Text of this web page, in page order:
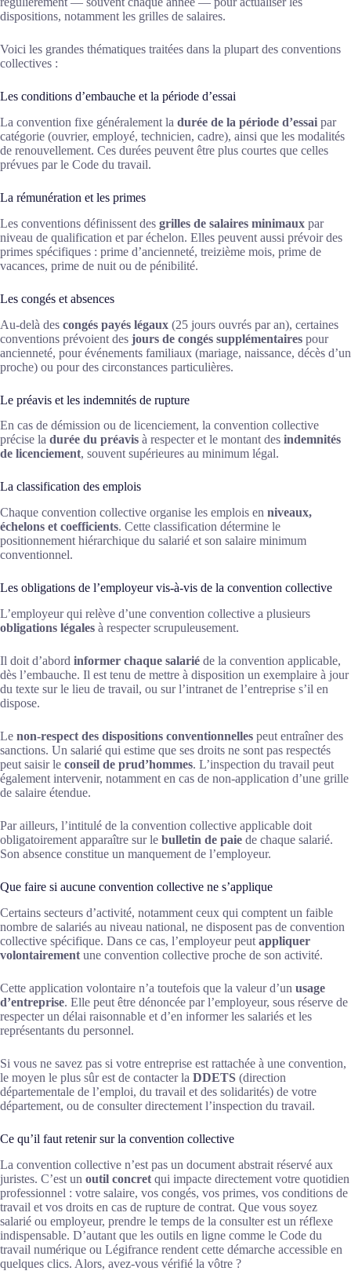
dispositions, notamment les grilles de salaires.
Voici les grandes thématiques traitées dans la plupart des conventions
collectives :
Les conditions d’embauche et la période d’essai
La convention fixe généralement la durée de la période d’essai par
catégorie (ouvrier, employé, technicien, cadre), ainsi que les modalités
de renouvellement. Ces durées peuvent être plus courtes que celles
prévues par le Code du travail.
La rémunération et les primes
Les conventions définissent des grilles de salaires minimaux par
niveau de qualification et par échelon. Elles peuvent aussi prévoir des
primes spécifiques : prime d’ancienneté, treizième mois, prime de
vacances, prime de nuit ou de pénibilité.
Les congés et absences
Au-delà des congés payés légaux (25 jours ouvrés par an), certaines
conventions prévoient des jours de congés supplémentaires pour
ancienneté, pour événements familiaux (mariage, naissance, décès d’un
proche) ou pour des circonstances particulières.
Le préavis et les indemnités de rupture
En cas de démission ou de licenciement, la convention collective
précise la durée du préavis à respecter et le montant des indemnités
de licenciement, souvent supérieures au minimum légal.
La classification des emplois
Chaque convention collective organise les emplois en niveaux,
échelons et coefficients. Cette classification détermine le
positionnement hiérarchique du salarié et son salaire minimum
conventionnel.
Les obligations de l’employeur vis-à-vis de la convention collective
L’employeur qui relève d’une convention collective a plusieurs
obligations légales à respecter scrupuleusement.
Il doit d’abord informer chaque salarié de la convention applicable,
dès l’embauche. Il est tenu de mettre à disposition un exemplaire à jour
du texte sur le lieu de travail, ou sur l’intranet de l’entreprise s’il en
dispose.
Le non-respect des dispositions conventionnelles peut entraîner des
sanctions. Un salarié qui estime que ses droits ne sont pas respectés
peut saisir le conseil de prud’hommes. L’inspection du travail peut
également intervenir, notamment en cas de non-application d’une grille
de salaire étendue.
Par ailleurs, l’intitulé de la convention collective applicable doit
obligatoirement apparaître sur le bulletin de paie de chaque salarié.
Son absence constitue un manquement de l’employeur.
Que faire si aucune convention collective ne s’applique
Certains secteurs d’activité, notamment ceux qui comptent un faible
nombre de salariés au niveau national, ne disposent pas de convention
collective spécifique. Dans ce cas, l’employeur peut appliquer
volontairement une convention collective proche de son activité.
Cette application volontaire n’a toutefois que la valeur d’un usage
d’entreprise. Elle peut être dénoncée par l’employeur, sous réserve de
respecter un délai raisonnable et d’en informer les salariés et les
représentants du personnel.
Si vous ne savez pas si votre entreprise est rattachée à une convention,
le moyen le plus sûr est de contacter la DDETS (direction
départementale de l’emploi, du travail et des solidarités) de votre
département, ou de consulter directement l’inspection du travail.
Ce qu’il faut retenir sur la convention collective
La convention collective n’est pas un document abstrait réservé aux
juristes. C’est un outil concret qui impacte directement votre quotidien
professionnel : votre salaire, vos congés, vos primes, vos conditions de
travail et vos droits en cas de rupture de contrat. Que vous soyez
salarié ou employeur, prendre le temps de la consulter est un réflexe
indispensable. D’autant que les outils en ligne comme le Code du
travail numérique ou Légifrance rendent cette démarche accessible en
quelques clics. Alors, avez-vous vérifié la vôtre ?